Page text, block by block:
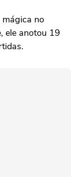
mágica no
ele anotou 19